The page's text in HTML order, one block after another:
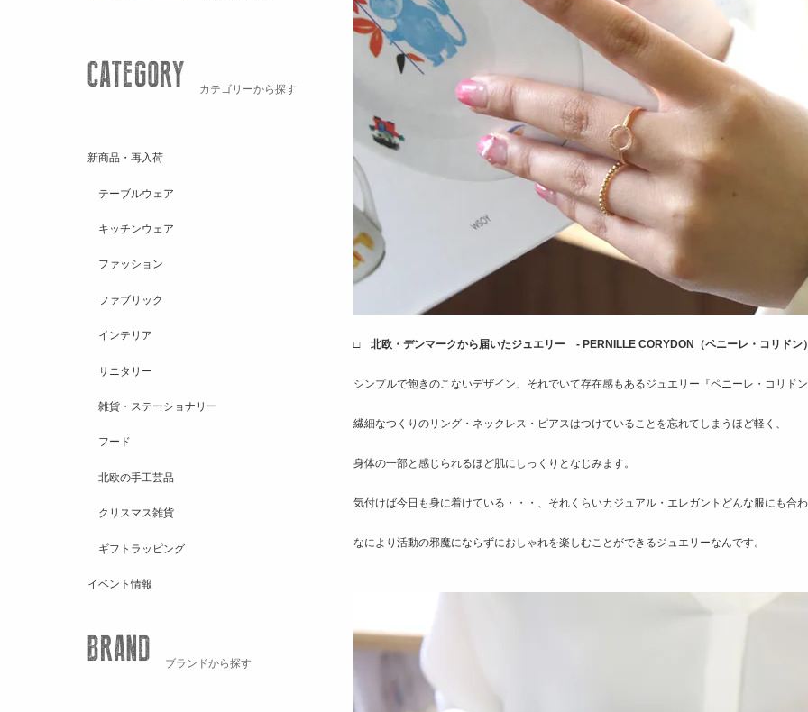
□ 北欧・デンマークから届いたジュエリー ‐ PERNILLE CORYDON（ペニーレ・コリドン
シンプルで飽きのこないデザイン、それでいて存在感もあるジュエリー『ペニーレ・コリド
繊細なつくりのリング・ネックレス・ピアスはつけていることを忘れてしまうほど軽く、
身体の一部と感じられるほど肌にしっくりとなじみます。
気付けば今日も身に着けている・・・、それくらいカジュアル・エレガントどんな服にも合
なにより活動の邪魔にならずにおしゃれを楽しむことができるジュエリーなんです。
カテゴリーから探す
新商品・再入荷
テーブルウェア
キッチンウェア
ファッション
ファブリック
インテリア
サニタリー
雑貨・ステーショナリー
フード
北欧の手工芸品
クリスマス雑貨
ギフトラッピング
イベント情報
ブランドから探す